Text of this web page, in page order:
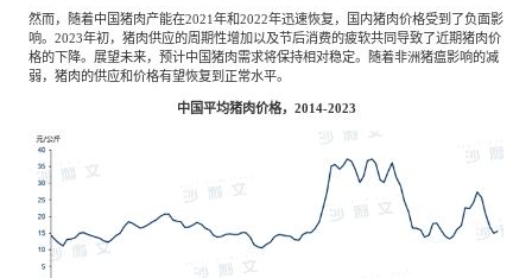
然而，随着中国猪肉产能在2021年和2022年迅速恢复，国内猪肉价格受到了负面影
响。2023年初，猪肉供应的周期性增加以及节后消费的疲软共同导致了近期猪肉价
格的下降。展望未来，预计中国猪肉需求将保持相对稳定。随着非洲猪瘟影响的减
弱，猪肉的供应和价格有望恢复到正常水平。
中国平均猪肉价格，2014-2023